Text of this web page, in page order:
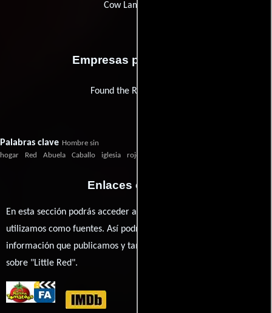
Cow Lamp Films
Empresas productoras
Found the Ribbon Films
Palabras clave Hombre sin
hogar
Red Abuela Caballo iglesia rojo
Enlaces externos
En esta sección podrás acceder a los recursos externos que
utilizamos como fuentes. Así podrás chequear toda la
información que publicamos y también ampliar tu conocimiento
sobre "Little Red".